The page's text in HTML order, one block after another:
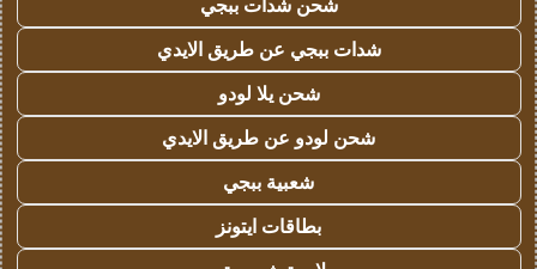
شحن شدات ببجي
شدات ببجي عن طريق الايدي
شحن يلا لودو
شحن لودو عن طريق الايدي
شعبية ببجي
بطاقات ايتونز